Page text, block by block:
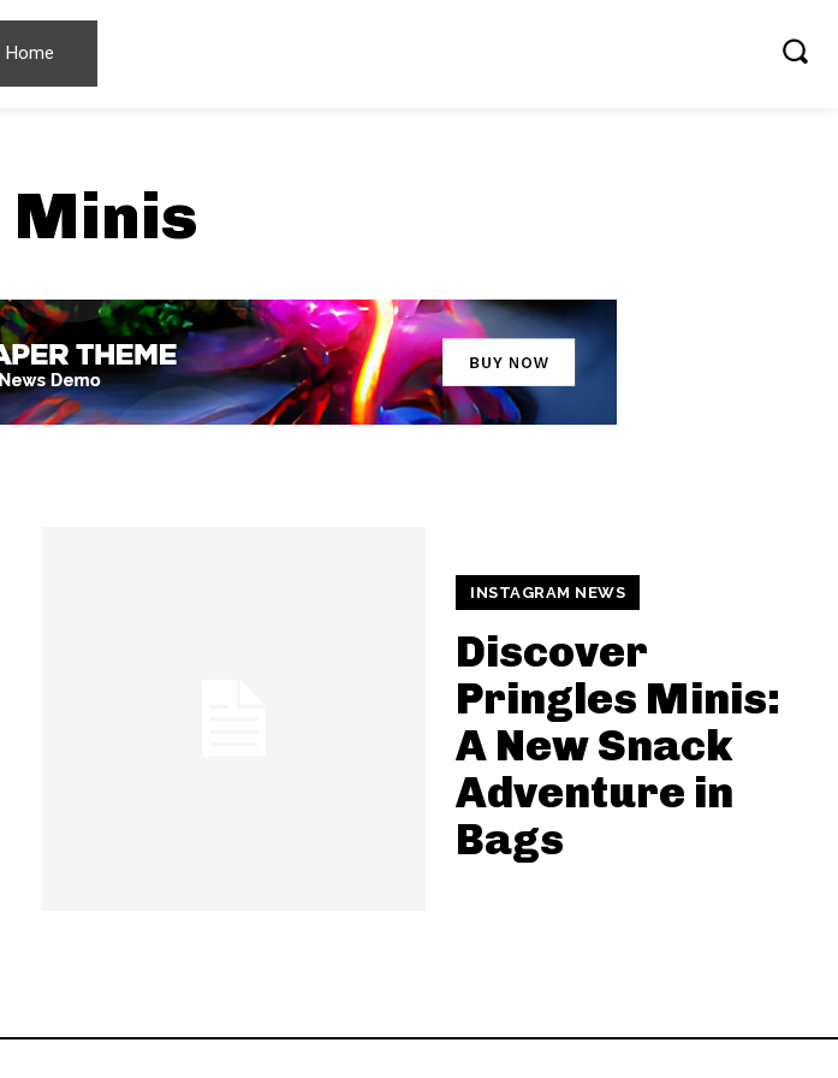
Home
Minis
INSTAGRAM NEWS
Discover
Pringles Minis:
A New Snack
Adventure in
Bags